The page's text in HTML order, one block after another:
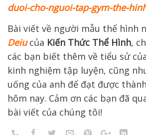
duoi-cho-nguoi-tap-gym-the-
Bài viết về người mẫu thể hình
Deiucủa Kiến Thức Thể Hình,
các bạn biết thêm về tiểu sử
kinh nghiệm tập luyện, cũng
uống của anh để đạt được
hôm nay. Cảm ơn các bạn đã
bài viết của chúng tôi!